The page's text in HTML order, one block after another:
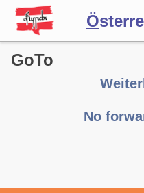
Ö
Wörterbuch
GoTo
No